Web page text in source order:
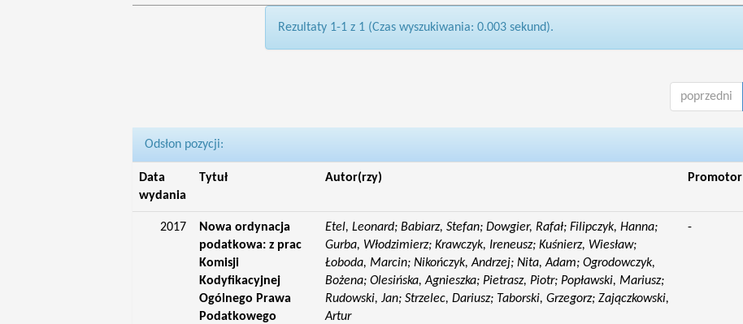
Rezultaty 1-1 z 1 (Czas wyszukiwania: 0.003 sekund).
poprzedni
Odsłon pozycji:
Data
wydania
Tytuł Autor(rzy) Promotor
2017
Nowa ordynacja
podatkowa: z prac
Komisji
Kodyfikacyjnej
Ogólnego Prawa
Podatkowego
Etel, Leonard; Babiarz, Stefan; Dowgier, Rafał; Filipczyk, Hanna;
Gurba, Włodzimierz; Krawczyk, Ireneusz; Kuśnierz, Wiesław;
Łoboda, Marcin; Nikończyk, Andrzej; Nita, Adam; Ogrodowczyk,
Bożena; Olesińska, Agnieszka; Pietrasz, Piotr; Popławski, Mariusz;
Rudowski, Jan; Strzelec, Dariusz; Taborski, Grzegorz; Zajączkowski,
Artur
-